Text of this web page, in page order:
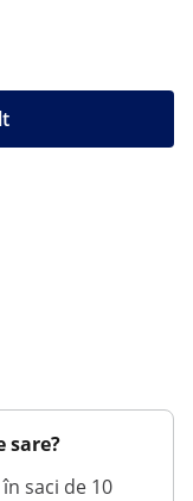
sare?
saci de 10